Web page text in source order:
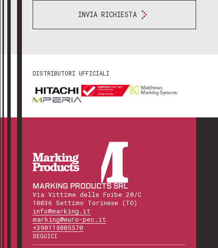
INVIA RICHIESTA
DISTRIBUTORI UFFICIALI
MARKING PRODUCTS SRL
Via Vittime delle Foibe 20/C
10036 Settimo Torinese (TO)
info@marking.it
marking@euro-pec.it
+390118005570
SEGUICI